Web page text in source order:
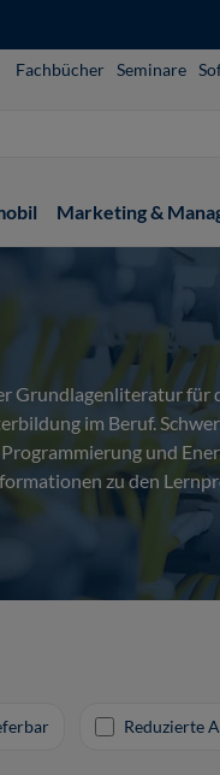
Fachbücher Seminare
Marketing &
Grundlagenliteratur für
im Beruf.
und
zu den
Reduzierte